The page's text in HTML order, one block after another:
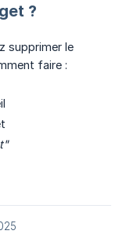
?
supprimer le
faire :